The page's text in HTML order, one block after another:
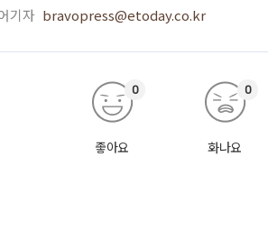
기자 bravopress@etoday.co.kr
좋아요
0
화나요
0